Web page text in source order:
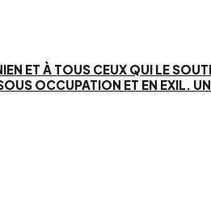
ET À TOUS CEUX QUI LE
OCCUPATION ET EN EXIL.